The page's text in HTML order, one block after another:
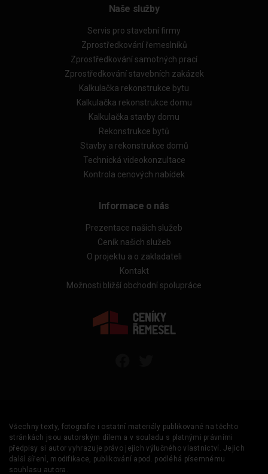
Naše služby
Servis pro stavební firmy
Zprostředkování řemeslníků
Zprostředkování samotných prací
Zprostředkování stavebních zakázek
Kalkulačka rekonstrukce bytu
Kalkulačka rekonstrukce domu
Kalkulačka stavby domu
Rekonstrukce bytů
Stavby a rekonstrukce domů
Technická videokonzultace
Kontrola cenových nabídek
Informace o nás
Prezentace našich služeb
Ceník našich služeb
O projektu a o zakladateli
Kontakt
Možnosti bližší obchodní spolupráce
Všechny texty, fotografie i ostatní materiály publikované na těchto
stránkách jsou autorským dílem a v souladu s platnými právními
předpisy si autor vyhrazuje právo jejich výlučného vlastnictví. Jejich
další šíření, modifikace, publikování apod. podléhá písemnému
souhlasu autora.